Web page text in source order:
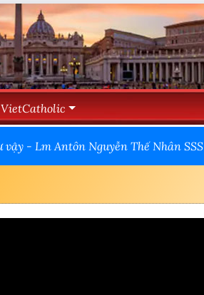
VietCatholic
- Lm Antôn Nguyễn Thế Nhân SSS